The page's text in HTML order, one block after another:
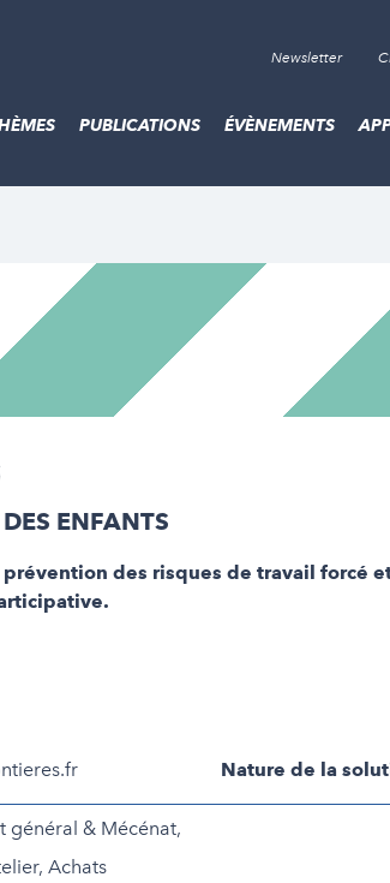
Newsletter
PUBLICATIONS ÉVÈNEMENTS
ENFANTS
des risques de travail forcé
Nature de la
général & Mécénat,
Achats